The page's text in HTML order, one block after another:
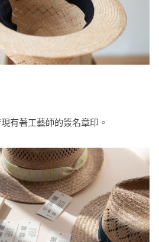
有著工藝師的簽名章印。